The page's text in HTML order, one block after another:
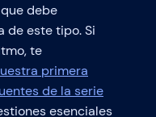
debe
de este tipo. Si
te
primera
de la serie
esenciales